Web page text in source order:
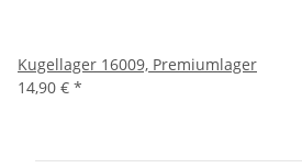
Kugellager 16009, Premiumlager
14,90 € *